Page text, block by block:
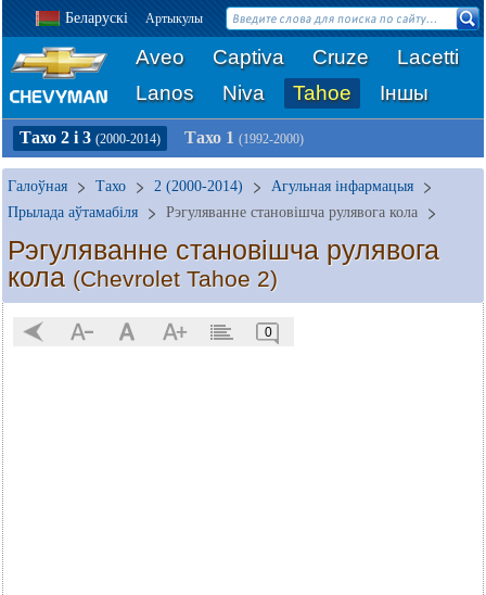
Беларускі Артыкулы
Aveo Captiva Cruze
Lacetti
Lanos
Niva Tahoe Іншы
Тахо 2 і 3 (2000-2014) Тахо 1 (1992-2000)
Галоўная Тахо 2 (2000-2014)
Агульная інфармацыя
Прылада аўтамабіля
Рэгуляванне становішча рулявога кола
Рэгуляванне становішча рулявога
кола (Chevrolet Tahoe 2)
0